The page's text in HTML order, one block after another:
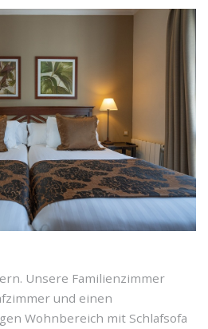
Unsere Familienzimmer
und einen
Wohnbereich mit Schlafsofa